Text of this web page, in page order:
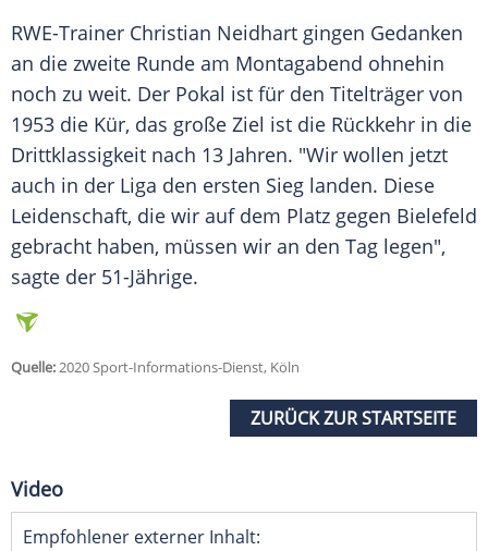
RWE-Trainer Christian Neidhart gingen Gedanken
an die zweite Runde am Montagabend ohnehin
noch zu weit. Der Pokal ist für den Titelträger von
1953 die Kür, das große Ziel ist die Rückkehr in die
Drittklassigkeit nach 13 Jahren. "Wir wollen jetzt
auch in der Liga den ersten Sieg landen. Diese
Leidenschaft, die wir auf dem Platz gegen Bielefeld
gebracht haben, müssen wir an den Tag legen",
sagte der 51-Jährige.
Quelle:2020 Sport-Informations-Dienst, Köln
ZURÜCK ZUR STARTSEITE
Video
Empfohlener externer Inhalt: